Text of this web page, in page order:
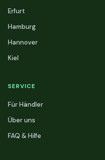
Erfurt
Hamburg
Hannover
Kiel
SERVICE
Für Händler
Über uns
FAQ & Hilfe